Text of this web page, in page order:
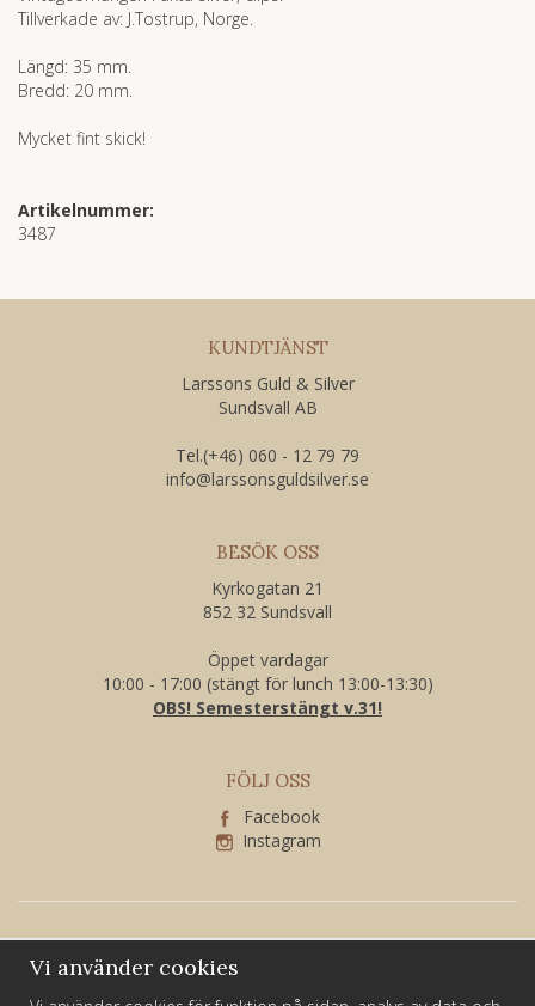
Tillverkade av: J.Tostrup, Norge.
Längd: 35 mm.
Bredd: 20 mm.
Mycket fint skick!
Artikelnummer:
3487
KUNDTJÄNST
Larssons Guld & Silver
Sundsvall AB
Tel.(+46) 060 - 12 79 79
​info@larssonsguldsilver.se
BESÖK OSS
Kyrkogatan 21
852 32 Sundsvall
Öppet vardagar
10:00 - 17:00 (stängt för lunch 13:00-13:30)
OBS! Semesterstängt v.31!
FÖLJ OSS
Facebook
Instagram
Vi använder cookies